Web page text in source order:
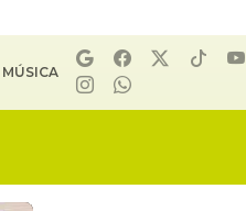
MÚSICA